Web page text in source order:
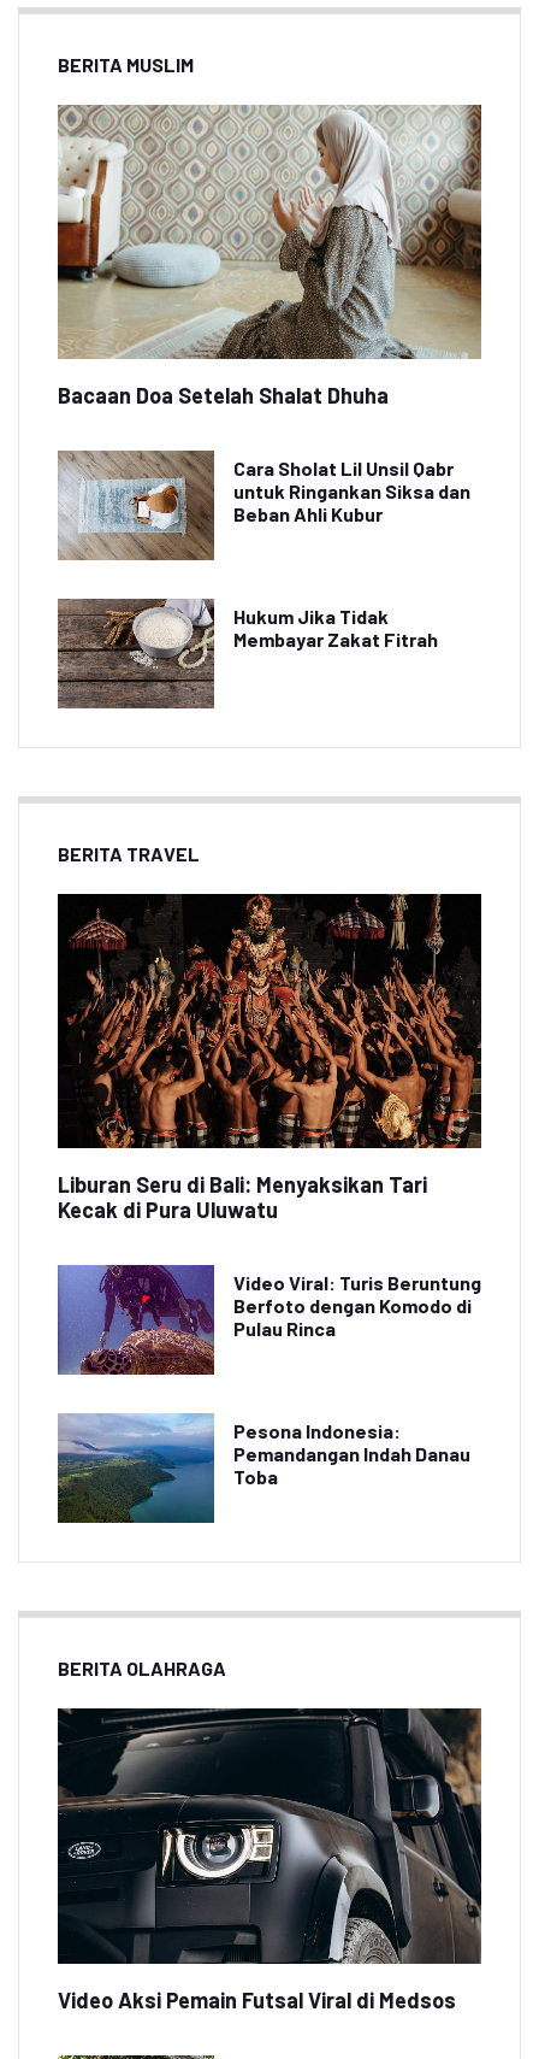
BERITA MUSLIM
Bacaan Doa Setelah Shalat Dhuha
Cara Sholat Lil Unsil Qabr
untuk Ringankan Siksa dan
Beban Ahli Kubur
Hukum Jika Tidak
Membayar Zakat Fitrah
BERITA TRAVEL
Liburan Seru di Bali: Menyaksikan Tari
Kecak di Pura Uluwatu
Video Viral: Turis Beruntung
Berfoto dengan Komodo di
Pulau Rinca
Pesona Indonesia:
Pemandangan Indah Danau
Toba
BERITA OLAHRAGA
Video Aksi Pemain Futsal Viral di Medsos